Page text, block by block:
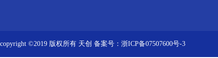
copyright ©2019 版权所有 天创 备案号：浙ICP备07507600号-3